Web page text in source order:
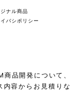
ナル商品
バシポリシー
品開発について、
内容からお見積りな